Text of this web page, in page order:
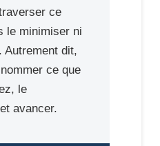
ce
le minimiser ni
Autrement dit,
ce que
le
avancer.